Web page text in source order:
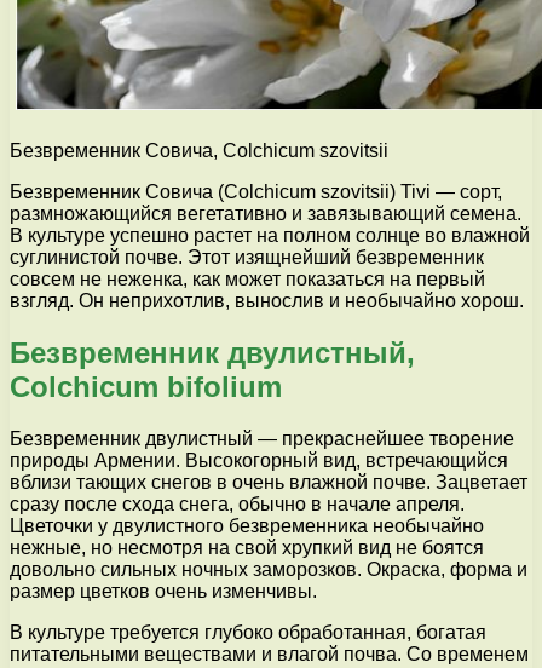
Безвременник Совича, Colchicum szovitsii
Безвременник Совича (Colchicum szovitsii) Tivi — сорт,
размножающийся вегетативно и завязывающий семена.
В культуре успешно растет на полном солнце во влажной
суглинистой почве. Этот изящнейший безвременник
совсем не неженка, как может показаться на первый
взгляд. Он неприхотлив, вынослив и необычайно хорош.
Безвременник двулистный,
Colchicum bifolium
Безвременник двулистный — прекраснейшее творение
природы Армении. Высокогорный вид, встречающийся
вблизи тающих снегов в очень влажной почве. Зацветает
сразу после схода снега, обычно в начале апреля.
Цветочки у двулистного безвременника необычайно
нежные, но несмотря на свой хрупкий вид не боятся
довольно сильных ночных заморозков. Окраска, форма и
размер цветков очень изменчивы.
В культуре требуется глубоко обработанная, богатая
питательными веществами и влагой почва. Со временем